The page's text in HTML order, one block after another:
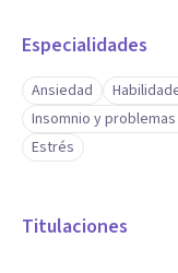
Especialidades
Ansiedad
Insomnio y
Estrés
Titulaciones